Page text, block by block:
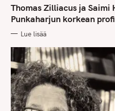
T
E
G
O
I
S
Thomas Zilliacus ja Saimi
Punkaharjun korkean
Lue lisää